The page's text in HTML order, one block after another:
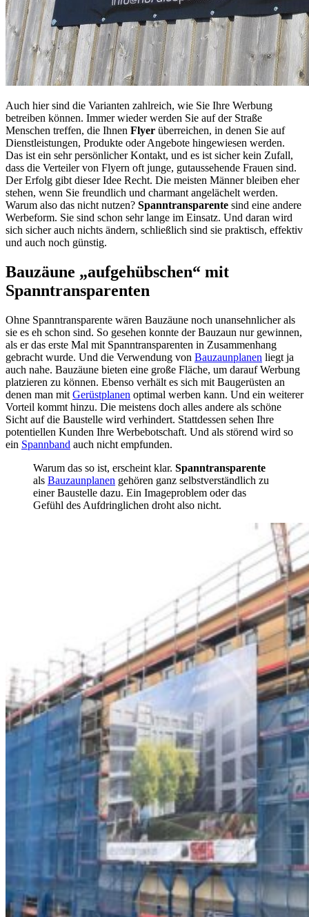
Auch hier sind die Varianten zahlreich, wie Sie Ihre Werbung
betreiben können. Immer wieder werden Sie auf der Straße
Menschen treffen, die Ihnen Flyer überreichen, in denen Sie auf
Dienstleistungen, Produkte oder Angebote hingewiesen werden.
Das ist ein sehr persönlicher Kontakt, und es ist sicher kein Zufall,
dass die Verteiler von Flyern oft junge, gutaussehende Frauen sind.
Der Erfolg gibt dieser Idee Recht. Die meisten Männer bleiben eher
stehen, wenn Sie freundlich und charmant angelächelt werden.
Warum also das nicht nutzen? Spanntransparente sind eine andere
Werbeform. Sie sind schon sehr lange im Einsatz. Und daran wird
sich sicher auch nichts ändern, schließlich sind sie praktisch, effektiv
und auch noch günstig.
Bauzäune „aufgehübschen“ mit
Spanntransparenten
Ohne Spanntransparente wären Bauzäune noch unansehnlicher als
sie es eh schon sind. So gesehen konnte der Bauzaun nur gewinnen,
als er das erste Mal mit Spanntransparenten in Zusammenhang
gebracht wurde. Und die Verwendung von Bauzaunplanen liegt ja
auch nahe. Bauzäune bieten eine große Fläche, um darauf Werbung
platzieren zu können. Ebenso verhält es sich mit Baugerüsten an
denen man mit Gerüstplanen optimal werben kann. Und ein weiterer
Vorteil kommt hinzu. Die meistens doch alles andere als schöne
Sicht auf die Baustelle wird verhindert. Stattdessen sehen Ihre
potentiellen Kunden Ihre Werbebotschaft. Und als störend wird so
ein Spannband auch nicht empfunden.
Warum das so ist, erscheint klar. Spanntransparente
als Bauzaunplanen gehören ganz selbstverständlich zu
einer Baustelle dazu. Ein Imageproblem oder das
Gefühl des Aufdringlichen droht also nicht.